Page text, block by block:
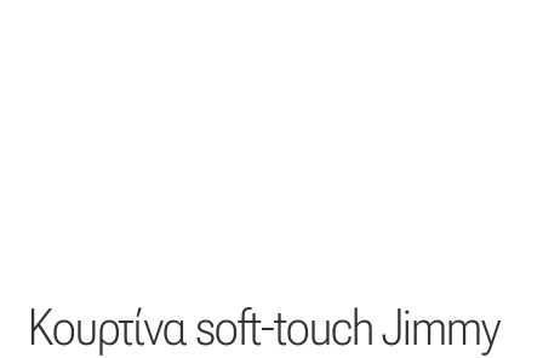
Βουάλ
Koυρτίνα soft-touch Jimmy